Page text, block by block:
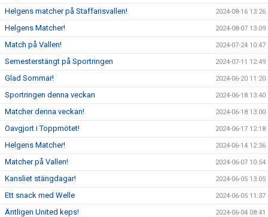
Helgens matcher på Staffansvallen! 2024-08-16 13:26
Helgens Matcher! 2024-08-07 13:09
Match på Vallen! 2024-07-24 10:47
Semesterstängt på Sportringen 2024-07-11 12:49
Glad Sommar! 2024-06-20 11:20
Sportringen denna veckan 2024-06-18 13:40
Matcher denna veckan! 2024-06-18 13:00
Oavgjort i Toppmötet! 2024-06-17 12:18
Helgens Matcher! 2024-06-14 12:36
Matcher på Vallen! 2024-06-07 10:54
Kansliet stängdagar! 2024-06-05 13:05
Ett snack med Welle 2024-06-05 11:37
Äntligen United keps! 2024-06-04 08:41